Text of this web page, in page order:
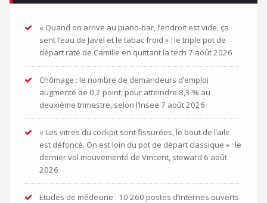
« Quand on arrive au piano-bar, l’endroit est vide, ça
sent l’eau de Javel et le tabac froid » : le triple pot de
départ raté de Camille en quittant la tech 7 août 2026
Chômage : le nombre de demandeurs d’emploi
augmente de 0,2 point, pour atteindre 8,3 % au
deuxième trimestre, selon l’Insee 7 août 2026
« Les vitres du cockpit sont fissurées, le bout de l’aile
est défoncé. On est loin du pot de départ classique » : le
dernier vol mouvementé de Vincent, steward 6 août
2026
Etudes de médecine : 10 260 postes d’internes ouverts